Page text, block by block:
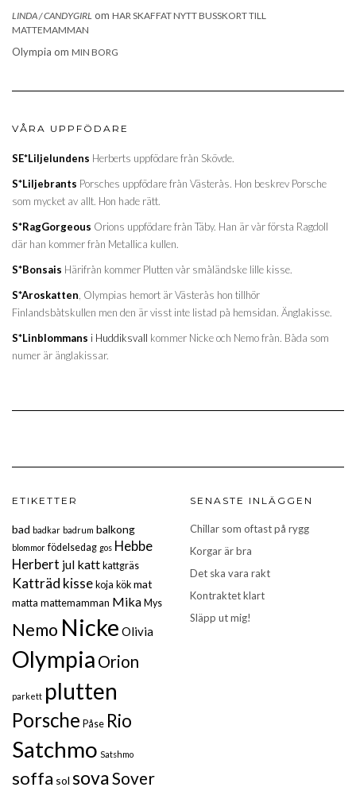
LINDA / CANDYGIRL om HAR SKAFFAT NYTT BUSSKORT TILL
MATTEMAMMAN
Olympia om MIN BORG
VÅRA UPPFÖDARE
SE*Liljelundens Herberts uppfödare från Skövde.
S*Liljebrants Porsches uppfödare från Västerås. Hon beskrev Porsche
som mycket av allt. Hon hade rätt.
S*RagGorgeous Orions uppfödare från Täby. Han är vår första Ragdoll
där han kommer från Metallica kullen.
S*Bonsais Härifrån kommer Plutten vår småländske lille kisse.
S*Aroskatten , Olympias hemort är Västerås hon tillhör
Finlandsbåtskullen men den är visst inte listad på hemsidan. Änglakisse.
S*Linblommans i Huddiksvall kommer Nicke och Nemo från. Båda som
numer är änglakissar.
ETIKETTER
bad badkar badrum balkong
blommor födelsedag gos Hebbe
Herbert jul katt kattgräs
Katträd kisse koja kök mat
matta mattemamman Mika Mys
Nemo Nicke Olivia
Olympia Orion
parkett plutten
Porsche Påse Rio
Satchmo Satshmo
soffa sol sovaSover
SENASTE INLÄGGEN
Chillar som oftast på rygg
Korgar är bra
Det ska vara rakt
Kontraktet klart
Släpp ut mig!